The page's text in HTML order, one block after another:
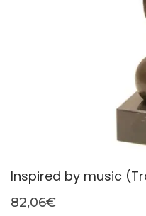
Inspired by music
82,06€